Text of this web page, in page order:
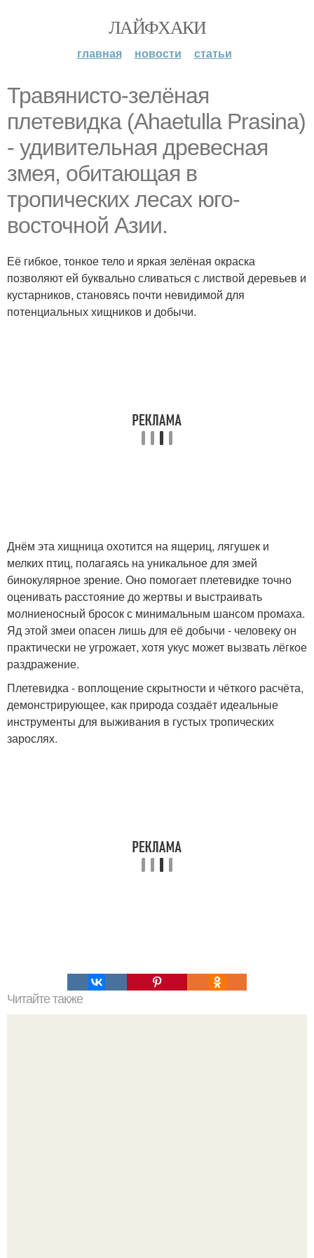
ЛАЙФХАКИ
главная новости статьи
Травянисто-зелёная
плетевидка (Ahaetulla Prasina)
- удивительная древесная
змея, обитающая в
тропических лесах юго-
восточной Азии.
Её гибкое, тонкое тело и яркая зелёная окраска
позволяют ей буквально сливаться с листвой деревьев и
кустарников, становясь почти невидимой для
потенциальных хищников и добычи.
Днём эта хищница охотится на ящериц, лягушек и
мелких птиц, полагаясь на уникальное для змей
бинокулярное зрение. Оно помогает плетевидке точно
оценивать расстояние до жертвы и выстраивать
молниеносный бросок с минимальным шансом промаха.
Яд этой змеи опасен лишь для её добычи - человеку он
практически не угрожает, хотя укус может вызвать лёгкое
раздражение.
Плетевидка - воплощение скрытности и чёткого расчёта,
демонстрирующее, как природа создаёт идеальные
инструменты для выживания в густых тропических
зарослях.
Читайте также